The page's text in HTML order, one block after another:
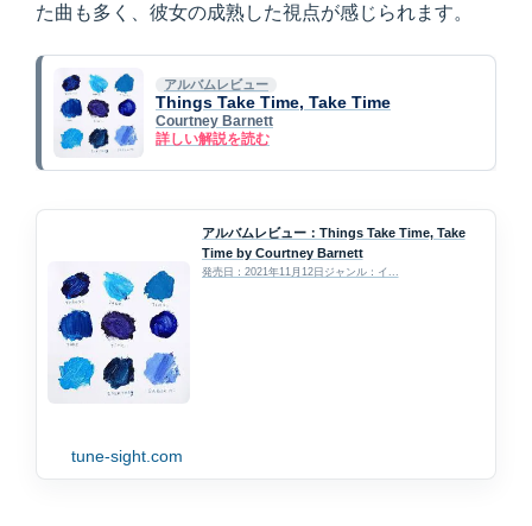
た曲も多く、彼女の成熟した視点が感じられます。
アルバムレビュー
Things Take Time, Take Time
Courtney Barnett
詳しい解説を読む
アルバムレビュー：Things Take Time, Take
Time by Courtney Barnett
発売日：2021年11月12日ジャンル：イ...
tune-sight.com